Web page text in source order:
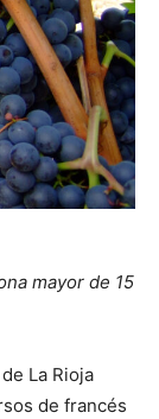
mayor de 15
La Rioja
de francés